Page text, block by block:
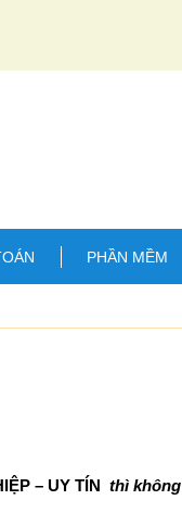
PHẦN MỀM
– UY TÍN thì không